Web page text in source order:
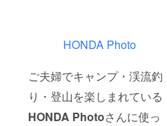
HONDA Photo
ご夫婦でキャンプ・渓流釣
り・登山を楽しまれている
HONDA Photoさんに使っ